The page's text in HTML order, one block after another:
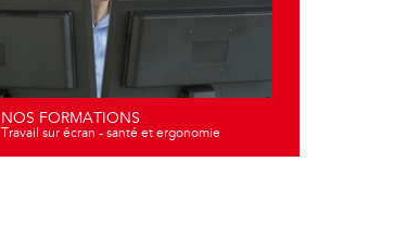
NOS FORMATIONS
Travail sur écran - santé et ergonomie